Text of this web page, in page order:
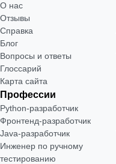
О нас
Отзывы
Справка
Блог
Вопросы и ответы
Глоссарий
Карта сайта
Профессии
Python-разработчик
Фронтенд-разработчик
Java-разработчик
Инженер по ручному
тестированию